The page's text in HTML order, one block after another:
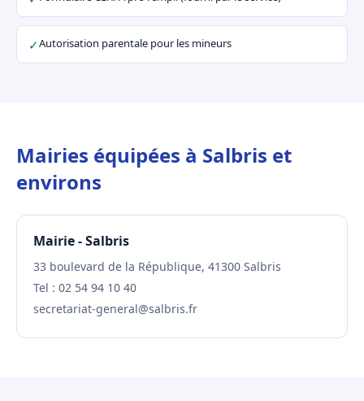
✓Autorisation parentale pour les mineurs
Mairies équipées à Salbris et
environs
Mairie - Salbris
33 boulevard de la République, 41300 Salbris
Tel : 02 54 94 10 40
secretariat-general@salbris.fr